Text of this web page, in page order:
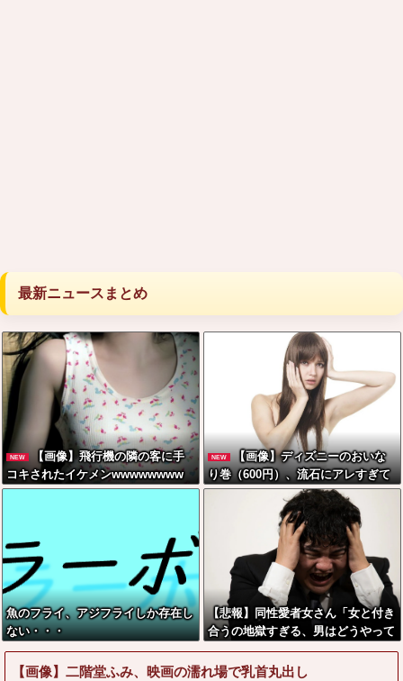
最新ニュースまとめ
NEW
【画像】飛行機の隣の客に手
コキされたイケメンwwwwwwww
NEW
【画像】ディズニーのおいな
り巻（600円）、流石にアレすぎて
賛否両論の大炎上をしてしまうw w
魚のフライ、アジフライしか存在し
ない・・・
【悲報】同性愛者女さん「女と付き
合うの地獄すぎる、男はどうやって
耐えてんの？」←コレは同意せざる
おえないと話題に
【画像】二階堂ふみ、映画の濡れ場で乳首丸出し